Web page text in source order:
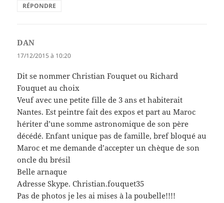
RÉPONDRE
DAN
17/12/2015 à 10:20
Dit se nommer Christian Fouquet ou Richard
Fouquet au choix
Veuf avec une petite fille de 3 ans et habiterait
Nantes. Est peintre fait des expos et part au Maroc
hériter d’une somme astronomique de son père
décédé. Enfant unique pas de famille, bref bloqué au
Maroc et me demande d’accepter un chèque de son
oncle du brésil
Belle arnaque
Adresse Skype. Christian.fouquet35
Pas de photos je les ai mises à la poubelle!!!!